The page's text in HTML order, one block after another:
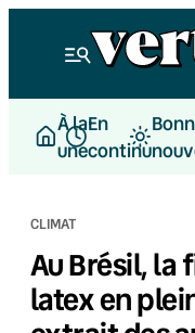
À la
une
En
continu
CLIMAT
Au Brésil, la
latex en